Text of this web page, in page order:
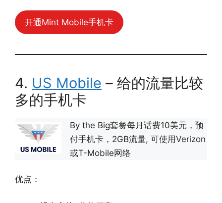
开通Mint Mobile手机卡
4. US Mobile – 给的流量比较
多的手机卡
By the Big套餐每月话费10美元，预
付手机卡，2GB流量, 可使用Verizon
或T-Mobile网络
优点：